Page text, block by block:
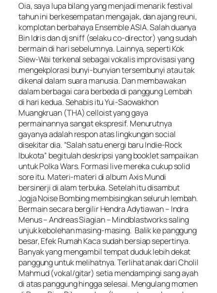
Oia, saya lupa bilang yang menjadi menarik festival
tahun ini berkesempatan mengajak, dan ajang reuni,
komplotan berbahaya Ensemble ASIA. Salah duanya
Bin Idris dan dj sniff (selaku co-director) yang sudah
bermain di hari sebelumnya. Lainnya, seperti Kok
Siew-Wai terkenal sebagai vokalis improvisasi yang
mengekplorasi bunyi-bunyian tersembunyi atau tak
dikenal dalam suara manusia. Dan membawakan
dalam berbagai cara berbeda di panggung Lembah
di hari kedua. Sehabis itu Yui-Saowakhon
Muangkruan (THA) celloist yang gaya
permainannya sangat ekspresif. Menurutnya
gayanya adalah respon atas lingkungan social
disekitar dia. “Salah satu energi baru Indie-Rock
Ibukota” begitulah deskripsi yang booklet sampaikan
untuk Polka Wars. Formasi live mereka cukup solid
sore itu. Materi-materi di album Axis Mundi
bersinerji di alam terbuka. Setelah itu disambut
Jogja Noise Bombing membisingkan seluruh lembah.
Bermain secara bergilir Hendra Adytiawan – Indra
Menus – Andreas Siagian – Mindblastworks saling
unjuk kebolehan masing-masing. Balik ke panggung
besar, Efek Rumah Kaca sudah bersiap sepertinya.
Banyak yang mengambil tempat duduk lebih dekat
panggung untuk melihatnya. Terlihat anak dari Cholil
Mahmud (vokal/gitar) setia mendampingi sang ayah
di atas panggung hingga selesai. Mengulang momen